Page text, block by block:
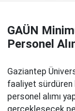
GAÜN
Personel
Gaziantep
faaliyet sürdüren
personel alımı
gerçekleşecek